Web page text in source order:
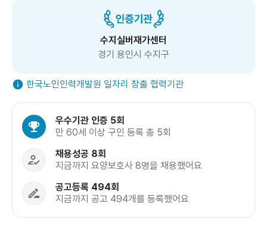
수지실버재가센터
경기 용인시 수지구
한국노인인력개발원 일자리 창출 협력기관
우수기관 인증 5회
만 60세 이상 구인 등록 총 5회
채용성공 8회
지금까지 요양보호사 8명을 채용했어요
공고등록 494회
지금까지 공고 494개를 등록했어요